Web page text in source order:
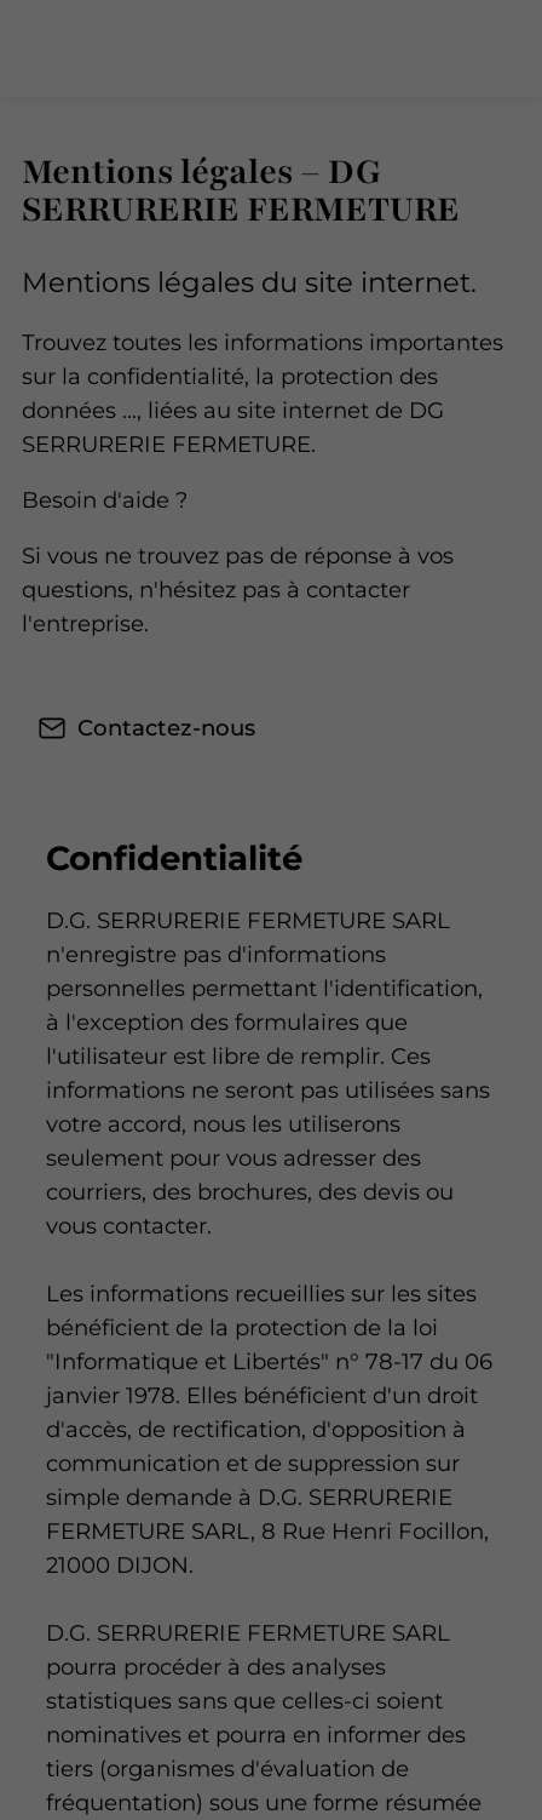
Mentions légales – DG
SERRURERIE FERMETURE
Mentions légales du site internet.
Trouvez toutes les informations importantes
sur la confidentialité, la protection des
données ..., liées au site internet de DG
SERRURERIE FERMETURE.
Besoin d'aide ?
Si vous ne trouvez pas de réponse à vos
questions, n'hésitez pas à contacter
l'entreprise.
Contactez-nous
Confidentialité
D.G. SERRURERIE FERMETURE SARL
n'enregistre pas d'informations
personnelles permettant l'identification,
à l'exception des formulaires que
l'utilisateur est libre de remplir. Ces
informations ne seront pas utilisées sans
votre accord, nous les utiliserons
seulement pour vous adresser des
courriers, des brochures, des devis ou
vous contacter.
Les informations recueillies sur les sites
bénéficient de la protection de la loi
"Informatique et Libertés" n° 78-17 du 06
janvier 1978. Elles bénéficient d'un droit
d'accès, de rectification, d'opposition à
communication et de suppression sur
simple demande à D.G. SERRURERIE
FERMETURE SARL, 8 Rue Henri Focillon,
21000 DIJON.
D.G. SERRURERIE FERMETURE SARL
pourra procéder à des analyses
statistiques sans que celles-ci soient
nominatives et pourra en informer des
tiers (organismes d'évaluation de
fréquentation) sous une forme résumée